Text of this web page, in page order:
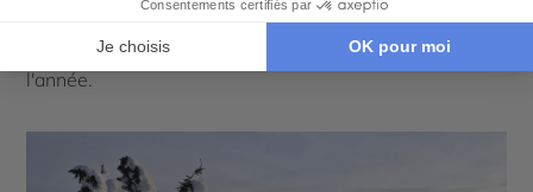
passionnés de montagne, tandis que le Y2Play Pass
propose des économies importantes tout au long de
l'année.